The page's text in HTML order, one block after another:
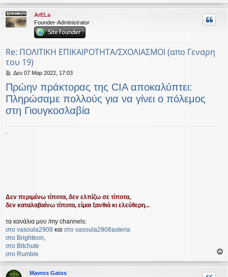
ρ
ArELa
Founder-Administrator
Re: ΠΟΛΙΤΙΚΗ ΕΠΙΚΑΙΡΟΤΗΤΑ/ΣΧΟΛΙΑΣΜΟΙ (απο Γεναρη
του 19)
Δ
μ
ο
σ
ί
Δευ 07 Μαρ 2022, 17:03
Πρώην πράκτορας της CIA αποκαλύπτει:
Πληρώσαμε πολλούς για να γίνει ο πόλεμος
στη Γιουγκοσλαβία
.
Δεν περιμένω τίποτα, δεν ελπίζω σε τίποτα,
δεν καταλαβαίνω τίποτα, είμαι ξανθιά κι ελεύθερη...
τα κανάλια μου /my channels:
στο vasoula2908 και στο vasoula2908asteria
στο Βrighteon,
στο Bitchute
στο Rumble
ο
ρ
Mavros Gatos